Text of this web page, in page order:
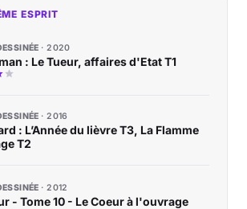
ESPRIT
2020
: Le Tueur, affaires d'Etat T1
2016
: L’Année du lièvre T3, La Flamme
T2
2012
- Tome 10 - Le Coeur à l'ouvrage